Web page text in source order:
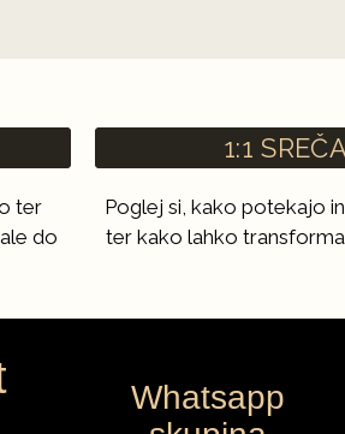
ter
do
1:1
Poglej si, kako potekajo
ter kako lahko
Whatsapp